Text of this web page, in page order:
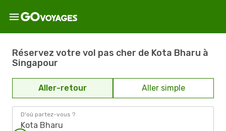
Réservez votre vol pas cher de Kota Bharu à
Singapour
Aller-retour Aller simple
D'où partez-vous ?
Kota Bharu